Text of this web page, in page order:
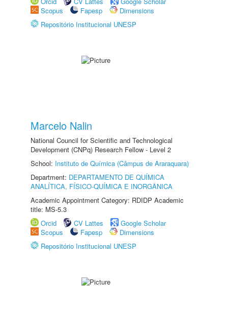
Scopus
Fapesp
Dimensions
Repositório Institucional UNESP
Marcelo Nalin
National Council for Scientific and Technological
Development (CNPq) Research Fellow - Level 2
School: Instituto de Química (Câmpus de Araraquara)
Department: DEPARTAMENTO DE QUÍMICA
ANALÍTICA, FÍSICO-QUÍMICA E INORGÂNICA
Academic Appointment Category: RDIDP Academic
title: MS-5.3
Orcid
CV Lattes
Google Scholar
Scopus
Fapesp
Dimensions
Repositório Institucional UNESP